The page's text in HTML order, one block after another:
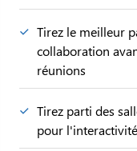
Tirez le meilleur
collaboration
réunions
Tirez parti des
pour l'interactivité